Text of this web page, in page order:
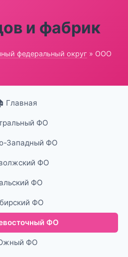
и фабрик
федеральный округ » ООО
Главная
ФО
Западный ФО
ФО
ФО
ФО
ФО
ФО